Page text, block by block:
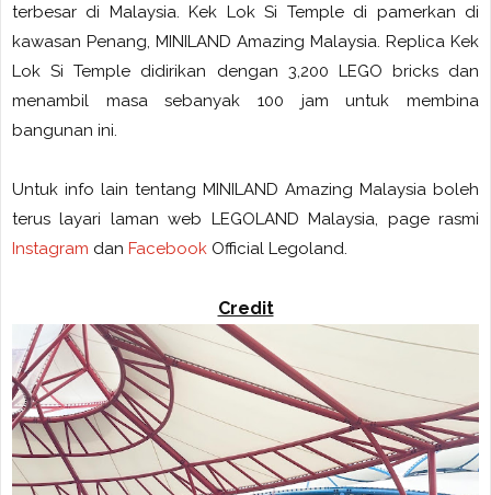
terbesar di Malaysia. Kek Lok Si Temple di pamerkan di
kawasan Penang, MINILAND Amazing Malaysia. Replica Kek
Lok Si Temple didirikan dengan 3,200 LEGO bricks dan
menambil masa sebanyak 100 jam untuk membina
bangunan ini.
Untuk info lain tentang MINILAND Amazing Malaysia boleh
terus layari laman web LEGOLAND Malaysia, page rasmi
Instagram dan Facebook Official Legoland.
Credit